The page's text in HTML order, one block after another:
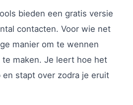
bieden een gratis versie
contacten. Voor wie net
manier om te wennen
maken. Je leert hoe het
stapt over zodra je eruit